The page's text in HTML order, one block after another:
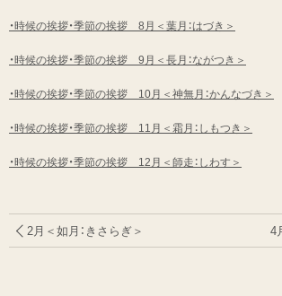
・時候の挨拶・季節の挨拶 8月＜葉月：はづき＞
・時候の挨拶・季節の挨拶 9月＜長月：ながつき＞
・時候の挨拶・季節の挨拶 10月＜神無月：かんなづき＞
・時候の挨拶・季節の挨拶 11月＜霜月：しもつき＞
・時候の挨拶・季節の挨拶 12月＜師走：しわす＞
2月＜如月：きさらぎ＞ 4